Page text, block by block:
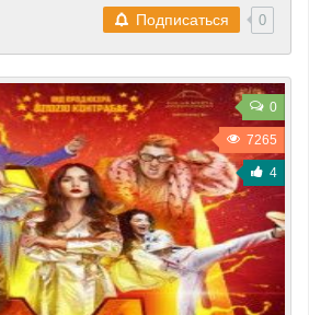
Подписаться
0
0
7265
4